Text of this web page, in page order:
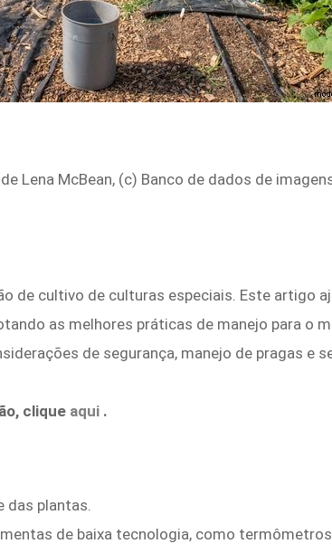
Lena McBean, (c) Banco de dados de
de cultivo de culturas especiais. Este artigo
as melhores práticas de manejo para o
de segurança, manejo de pragas e
clique aqui .
das plantas.
de baixa tecnologia, como